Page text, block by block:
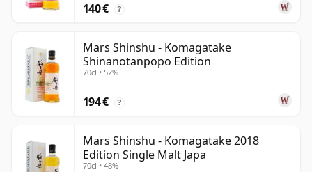
140 € ?
Mars Shinshu - Komagatake
Shinanotanpopo Edition
70cl • 52%
194 € ?
Mars Shinshu - Komagatake 2018
Edition Single Malt Japa
70cl • 48%